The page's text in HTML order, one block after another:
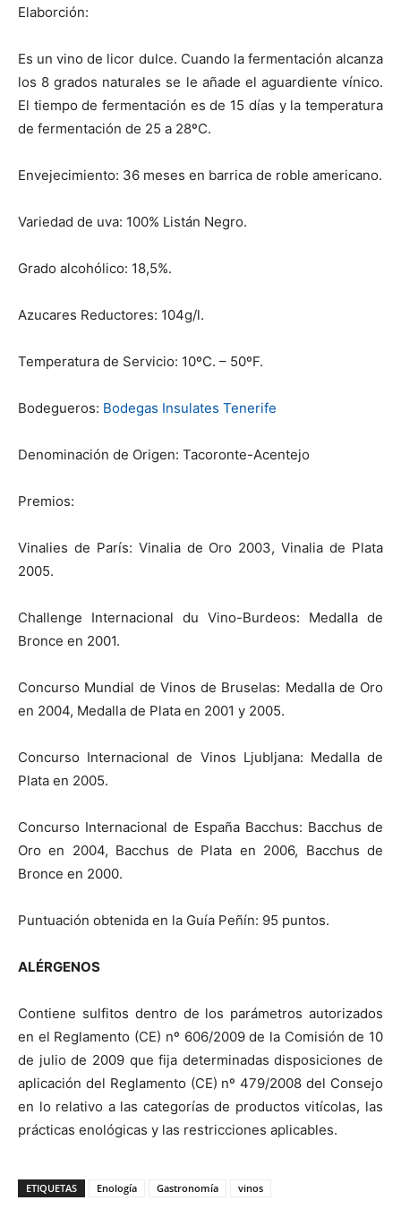
Elaborción:
Es un vino de licor dulce. Cuando la fermentación alcanza
los 8 grados naturales se le añade el aguardiente vínico.
El tiempo de fermentación es de 15 días y la temperatura
de fermentación de 25 a 28ºC.
Envejecimiento: 36 meses en barrica de roble americano.
Variedad de uva: 100% Listán Negro.
Grado alcohólico: 18,5%.
Azucares Reductores: 104g/l.
Temperatura de Servicio: 10ºC. – 50ºF.
Bodegueros: Bodegas Insulates Tenerife
Denominación de Origen: Tacoronte-Acentejo
Premios:
Vinalies de París: Vinalia de Oro 2003, Vinalia de Plata
2005.
Challenge Internacional du Vino-Burdeos: Medalla de
Bronce en 2001.
Concurso Mundial de Vinos de Bruselas: Medalla de Oro
en 2004, Medalla de Plata en 2001 y 2005.
Concurso Internacional de Vinos Ljubljana: Medalla de
Plata en 2005.
Concurso Internacional de España Bacchus: Bacchus de
Oro en 2004, Bacchus de Plata en 2006, Bacchus de
Bronce en 2000.
Puntuación obtenida en la Guía Peñín: 95 puntos.
ALÉRGENOS
Contiene sulfitos dentro de los parámetros autorizados
en el Reglamento (CE) nº 606/2009 de la Comisión de 10
de julio de 2009 que fija determinadas disposiciones de
aplicación del Reglamento (CE) nº 479/2008 del Consejo
en lo relativo a las categorías de productos vitícolas, las
prácticas enológicas y las restricciones aplicables.
ETIQUETAS Enología Gastronomía vinos